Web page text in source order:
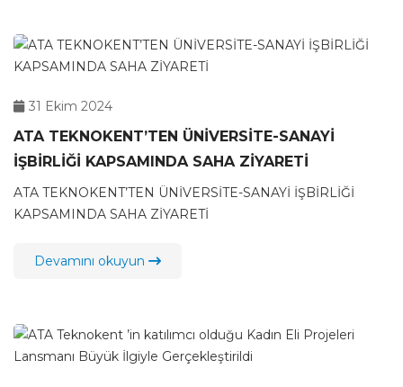
31 Ekim 2024
ATA TEKNOKENT’TEN ÜNİVERSİTE-SANAYİ
İŞBİRLİĞİ KAPSAMINDA SAHA ZİYARETİ
ATA TEKNOKENT’TEN ÜNİVERSİTE-SANAYİ İŞBİRLİĞİ
KAPSAMINDA SAHA ZİYARETİ
Devamını okuyun